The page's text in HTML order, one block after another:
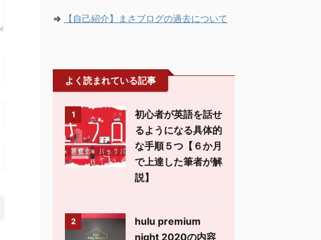
⇒ 【自己紹介】まさブログの過去について
よく読まれている記事
1
初心者が英語を話せ
るようになる具体的
な手順５つ【６か月
で上達した筆者が解
説】
2
hulu premium
night 2020の内容